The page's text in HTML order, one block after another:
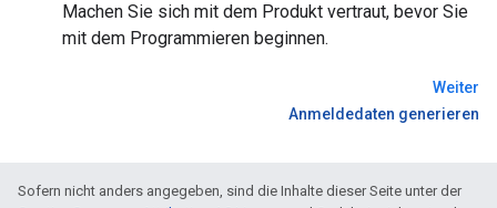
Machen Sie sich mit dem Produkt vertraut, bevor Sie
mit dem Programmieren beginnen.
Weiter
Anmeldedaten generieren
Sofern nicht anders angegeben, sind die Inhalte dieser Seite unter der